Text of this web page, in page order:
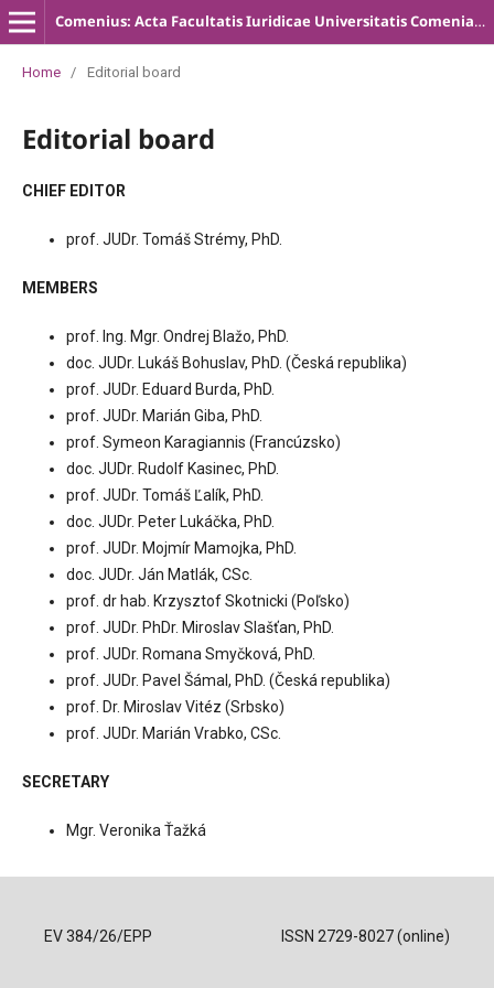
Comenius: Acta Facultatis Iuridicae Universitatis Comenianae
Home / Editorial board
Editorial board
CHIEF EDITOR
prof. JUDr. Tomáš Strémy, PhD.
MEMBERS
prof. Ing. Mgr. Ondrej Blažo, PhD.
doc. JUDr. Lukáš Bohuslav, PhD. (Česká republika)
prof. JUDr. Eduard Burda, PhD.
prof. JUDr. Marián Giba, PhD.
prof. Symeon Karagiannis (Francúzsko)
doc. JUDr. Rudolf Kasinec, PhD.
prof. JUDr. Tomáš Ľalík, PhD.
doc. JUDr. Peter Lukáčka, PhD.
prof. JUDr. Mojmír Mamojka, PhD.
doc. JUDr. Ján Matlák, CSc.
prof. dr hab. Krzysztof Skotnicki (Poľsko)
prof. JUDr. PhDr. Miroslav Slašťan, PhD.
prof. JUDr. Romana Smyčková, PhD.
prof. JUDr. Pavel Šámal, PhD. (Česká republika)
prof. Dr. Miroslav Vitéz (Srbsko)
prof. JUDr. Marián Vrabko, CSc.
SECRETARY
Mgr. Veronika Ťažká
EV 384/26/EPP ISSN 2729-8027 (online)